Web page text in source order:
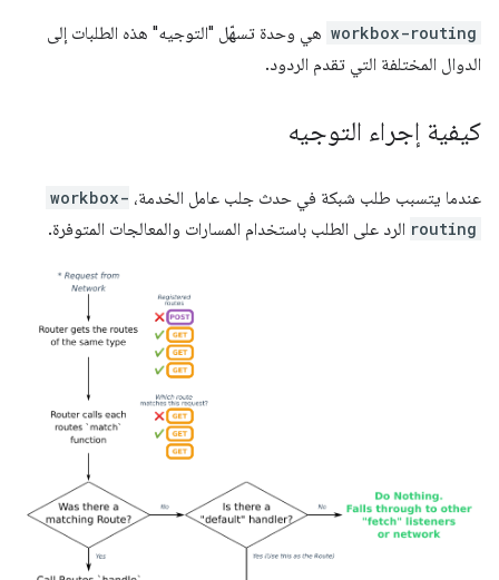
workbox-routing هي وحدة تسهّل "التوجيه" هذه الطلبات إلى
الدوال المختلفة التي تقدم الردود.
كيفية إجراء التوجيه
عندما يتسبب طلب شبكة في حدث جلب عامل الخدمة، workbox-
routing الرد على الطلب باستخدام المسارات والمعالجات المتوفرة.